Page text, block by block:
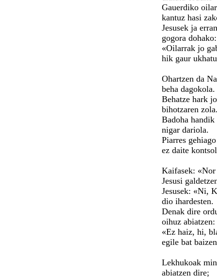
Gauerdiko
kantuz hasi
Jesusek ja
gogora dohako:
«Oilarrak jo
hik gaur
Ohartzen da
beha dagokola.
Behatze hark
bihotzaren
Badoha handik
nigar dariola.
Piarres gehiago
ez daite
Kaifasek:
Jesusi
Jesusek: «Ni,
dio ihardesten.
Denak dire
oihuz abiatzen:
«Ez haiz, hi,
egile bat
Lekhukoak
abiatzen dire;